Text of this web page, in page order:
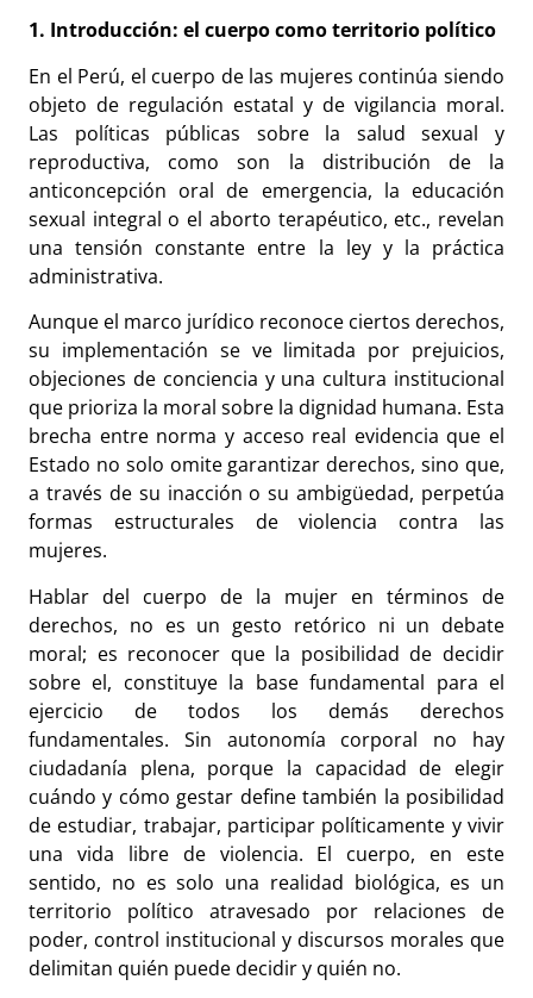
1. Introducción: el cuerpo como territorio político
En el Perú, el cuerpo de las mujeres continúa siendo
objeto de regulación estatal y de vigilancia moral.
Las políticas públicas sobre la salud sexual y
reproductiva, como son la distribución de la
anticoncepción oral de emergencia, la educación
sexual integral o el aborto terapéutico, etc., revelan
una tensión constante entre la ley y la práctica
administrativa.
Aunque el marco jurídico reconoce ciertos derechos,
su implementación se ve limitada por prejuicios,
objeciones de conciencia y una cultura institucional
que prioriza la moral sobre la dignidad humana. Esta
brecha entre norma y acceso real evidencia que el
Estado no solo omite garantizar derechos, sino que,
a través de su inacción o su ambigüedad, perpetúa
formas estructurales de violencia contra las
mujeres.
Hablar del cuerpo de la mujer en términos de
derechos, no es un gesto retórico ni un debate
moral; es reconocer que la posibilidad de decidir
sobre el, constituye la base fundamental para el
ejercicio de todos los demás derechos
fundamentales. Sin autonomía corporal no hay
ciudadanía plena, porque la capacidad de elegir
cuándo y cómo gestar define también la posibilidad
de estudiar, trabajar, participar políticamente y vivir
una vida libre de violencia. El cuerpo, en este
sentido, no es solo una realidad biológica, es un
territorio político atravesado por relaciones de
poder, control institucional y discursos morales que
delimitan quién puede decidir y quién no.